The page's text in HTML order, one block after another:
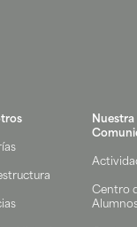
Nuestra
Centro